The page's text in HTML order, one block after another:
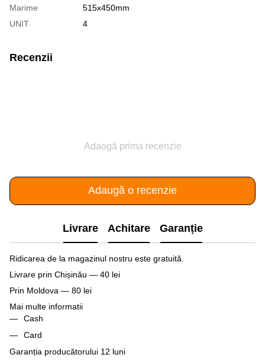
Marime
515x450mm
UNIT
4
Recenzii
Adaogă prima recenzie
Adaugă o recenzie
Livrare Achitare Garanție
Ridicarea de la magazinul nostru este gratuită.
Livrare prin Chișinău — 40 lei
Prin Moldova — 80 lei
Mai multe informatii
Cash
Card
Garanția producătorului 12 luni